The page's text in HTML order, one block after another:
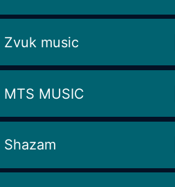
Zvuk music
MTS MUSIC
Shazam